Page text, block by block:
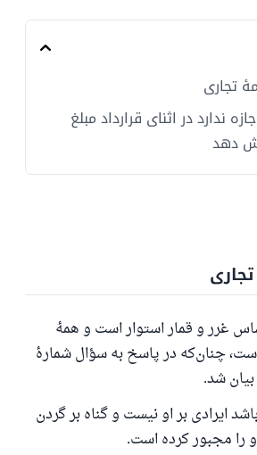
تجاری
ندارد در اثنای قرارداد مبلغ
دهد
غرر و قمار استوار است و همهٔ
چنان‌که در پاسخ به سؤال شمارهٔ
شد.
ایرادی بر او نیست و گناه بر گردن
را مجبور کرده است.